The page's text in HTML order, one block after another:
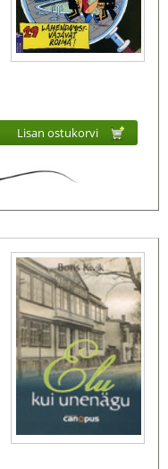
Lisan ostukorvi